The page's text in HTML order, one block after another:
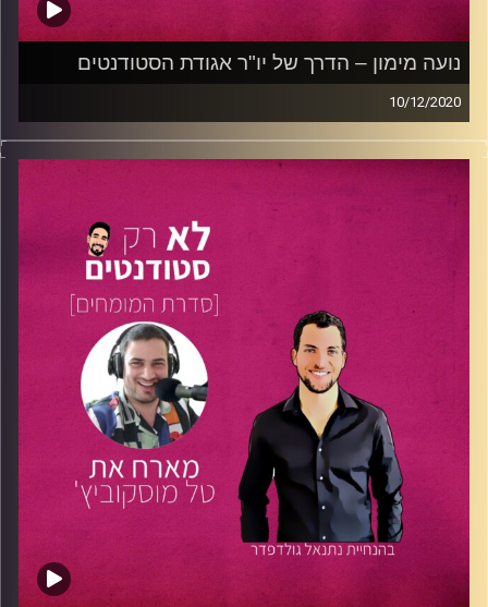
נועה מימון – הדרך של יו"ר אגודת הסטודנטים
10/12/2020
קבלו את הפרק שיגרום לכם לרוץ לראשות אגודת הסטודנטים!
של
האקדמית תל אביב יפו, שם למדה לתואר הראשון
בפסיכולוגיה עם התמחות בניהול משאבי אנוש. בימים אלו
מתחילה נועה תואר שני במנהל עסקים באוניברסיטת תל אביב.
בפרק מיוחד זה, שוחחנו עם נועה על הדרך שעברה לבחירת
התואר, מה הביא אותה ללמוד באקדמית תל אביב-יפו, כיצד
שילבה בין לימודים אינטנסיביים, תוכנית "הגנרטור" – תוכנית
ליזמות עסקית חברתית – ותפקיד יו"ר אגודת הסטודנטים של
האקדמית. נועה חלקה מניסיונה וסיפרה כיצד ניתן לדעתה לנצל
לטובתנו את הפלטפורמה שמעניקים המוסדות האקדמיים ואיך
ניתן לשלב בין ייצוג הסטודנטים לחיים אישיים, על אף העומס
העבודה הקשה.
האזינו לפרק וקחו איתכם צידה לדרך מנועה: נצלו את הזמן
לטעות ולהתנסות, לחקור וללכת על הבחירות שלכם עד הסוף!